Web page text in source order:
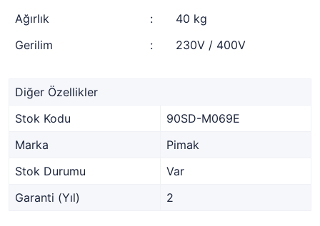
Ağırlık
:
40 kg
Gerilim
: 230V / 400V
Diğer Özellikler
Stok Kodu
90SD-M069E
Marka
Pimak
Stok Durumu
Var
Garanti (Yıl)
2